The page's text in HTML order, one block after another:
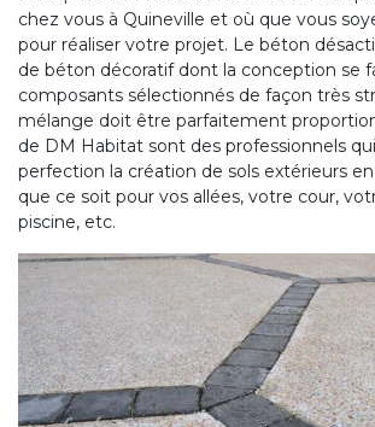
chez vous à Quineville et où que vous
pour réaliser votre projet. Le béton
de béton décoratif dont la conception se
composants sélectionnés de façon très
mélange doit être parfaitement
de DM Habitat sont des professionnels
perfection la création de sols extérieurs
que ce soit pour vos allées, votre cour,
piscine, etc.